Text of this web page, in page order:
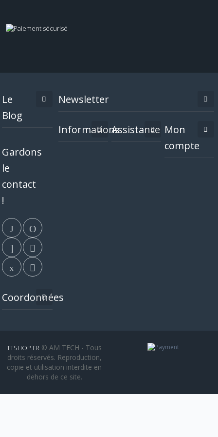
Le
Blog
Gardons
le
contact
!
Coordonnées
Newsletter
InformationsAssistance Mon
compte
TTSHOP.FR © AM TECH - Tous
droits réservés. Reproduction,
copie et utilisation interdite en
dehors de ce site.